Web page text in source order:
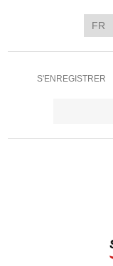
S'ENREGISTRER